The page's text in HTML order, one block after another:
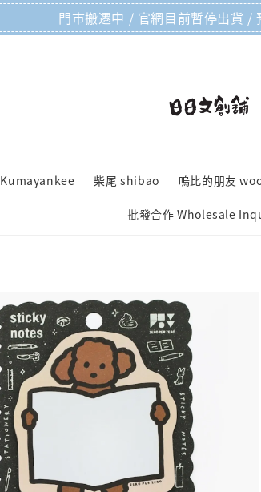
門市搬遷中 / 官網目前暫停出貨 /
Kumayankee 柴尾 shibao 嗚比的朋友
批發合作 Wholesale